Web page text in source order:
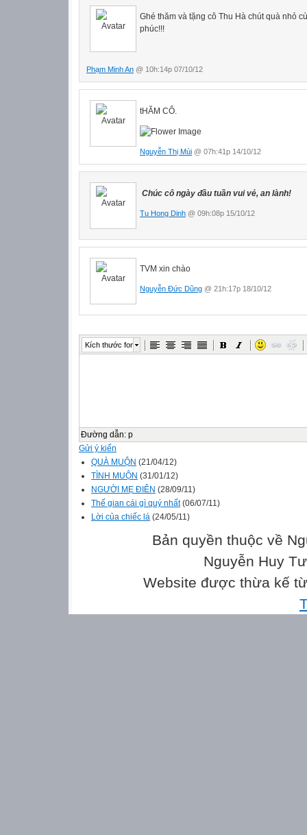
Ghé thăm và tặng cô Thu Hà chút quà nhỏ
phúc!!!
Phạm Minh An @ 10h:14p 07/10/12
tHĂM CÔ.
Nguyễn Thị Mùi @ 07h:41p 14/10/12
Chúc cô ngày đầu tuần vui vẻ, an lành!
Tu Hong Dinh @ 09h:08p 15/10/12
TVM xin chào
Nguyễn Đức Dũng @ 21h:17p 18/10/12
Kích thước font
Đường dẫn: p
Gửi ý kiến
QUÀ MUỘN (21/04/12)
TÌNH MUỘN (31/01/12)
NGƯỜI MẸ ĐIÊN (28/09/11)
Thế gian cái gì quý nhất(06/07/11)
Lời của chiếc lá (24/05/11)
Bản quyền thuộc về
Nguyễn Huy
Website được thừa kế